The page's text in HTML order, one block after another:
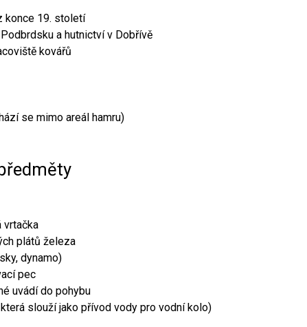
konce 19. století
a hutnictví v Dobřívě
kovářů
se mimo areál hamru)
vrtačka
plátů železa
dynamo)
pec
uvádí do pohybu
slouží jako přívod vody pro vodní kolo)